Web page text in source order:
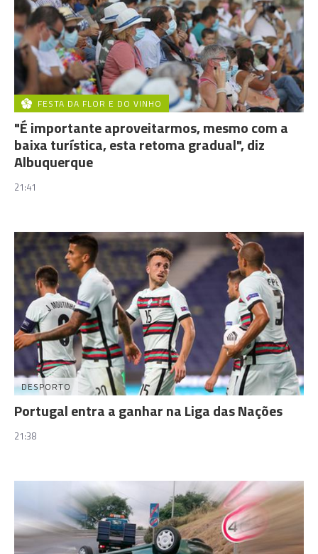
FESTA DA FLOR E DO VINHO
"É importante aproveitarmos, mesmo com a
baixa turística, esta retoma gradual", diz
Albuquerque
21:41
DESPORTO
Portugal entra a ganhar na Liga das Nações
21:38